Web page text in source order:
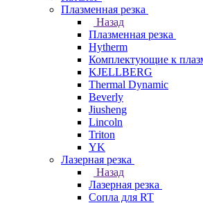
Плазменная резка
Назад
Плазменная резка
Hytherm
Комплектующие к
KJELLBERG
Thermal Dynamic
Beverly
Jiusheng
Lincoln
Triton
YK
Лазерная резка
Назад
Лазерная резка
Сопла для RT